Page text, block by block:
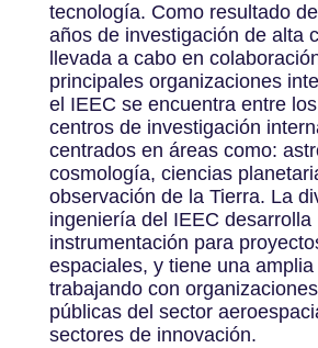
tecnología. Como resultado
años de investigación de alta
llevada a cabo en
principales organizaciones
el IEEC se encuentra entre
centros de investigación
centrados en áreas como:
cosmología, ciencias
observación de la Tierra. La
ingeniería del IEEC desarrolla
instrumentación para
espaciales, y tiene una
trabajando con
públicas del sector
sectores de innovación.